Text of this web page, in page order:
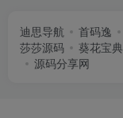
迪思导航 首码逸
莎莎源码
葵花宝典
源码分享网